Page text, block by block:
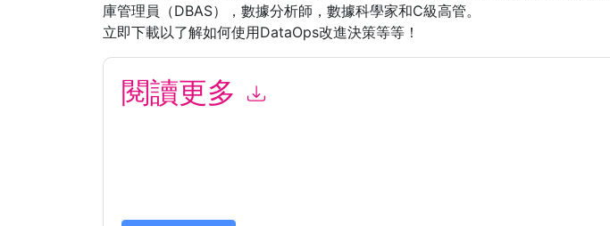
庫管理員（DBAS），數據分析師，數據科學家和C級高管。
立即下載以了解如何使用DataOps改進決策等等！
閱讀更多